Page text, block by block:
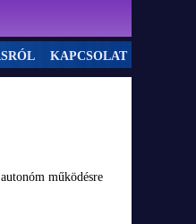
KAPCSOLAT
működésre